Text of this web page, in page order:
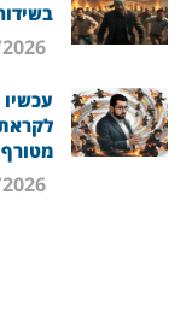
מטורף